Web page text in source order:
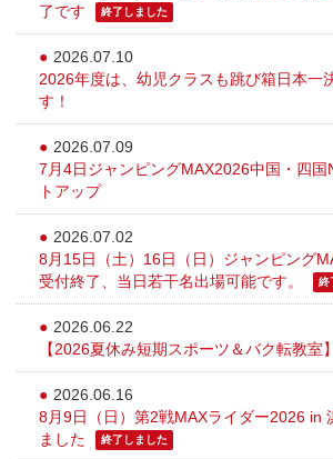
了です
終了しました
2026.07.10
2026年度は、幼児クラスも跳び箱日本一
す！
2026.07.09
7月4日ジャンピングMAX2026中国・四
トアップ
2026.07.02
8月15日（土）16日（日）ジャンピング
受付終了、当日若干名出場可能です。
終
2026.06.22
【2026夏休み短期スポーツ＆バク転教室】
2026.06.16
8月9日（日）第2戦MAXライダー2026
ました
終了しました